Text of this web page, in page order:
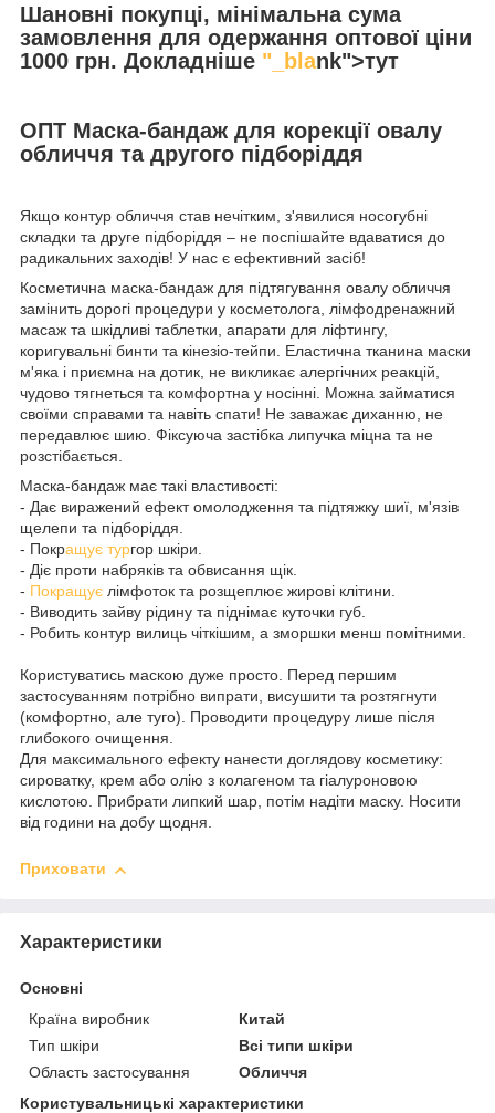
Шановні покупці, мінімальна сума
замовлення для одержання оптової ціни
1000 грн. Докладніше "_blank">тут
ОПТ Маска-бандаж для корекції овалу
обличчя та другого підборіддя
Якщо контур обличчя став нечітким, з'явилися носогубні
складки та друге підборіддя – не поспішайте вдаватися до
радикальних заходів! У нас є ефективний засіб!
Косметична маска-бандаж для підтягування овалу обличчя
замінить дорогі процедури у косметолога, лімфодренажний
масаж та шкідливі таблетки, апарати для ліфтингу,
коригувальні бинти та кінезіо-тейпи. Еластична тканина маски
м'яка і приємна на дотик, не викликає алергічних реакцій,
чудово тягнеться та комфортна у носінні. Можна займатися
своїми справами та навіть спати! Не заважає диханню, не
передавлює шию. Фіксуюча застібка липучка міцна та не
розстібається.
Маска-бандаж має такі властивості:
- Дає виражений ефект омолодження та підтяжку шиї, м'язів
щелепи та підборіддя.
- Покращує тургор шкіри.
- Діє проти набряків та обвисання щік.
- Покращує лімфоток та розщеплює жирові клітини.
- Виводить зайву рідину та піднімає куточки губ.
- Робить контур вилиць чіткішим, а зморшки менш помітними.
Користуватись маскою дуже просто. Перед першим
застосуванням потрібно випрати, висушити та розтягнути
(комфортно, але туго). Проводити процедуру лише після
глибокого очищення.
Для максимального ефекту нанести доглядову косметику:
сироватку, крем або олію з колагеном та гіалуроновою
кислотою. Прибрати липкий шар, потім надіти маску. Носити
від години на добу щодня.
Приховати
Характеристики
Основні
Країна виробник
Китай
Тип шкіри
Всі типи шкіри
Область застосування
Обличчя
Користувальницькі характеристики